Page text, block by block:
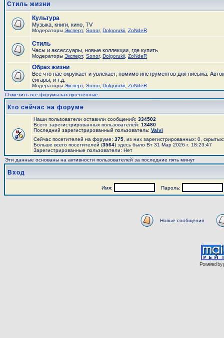
Стиль жизни
Культура
Музыка, книги, кино, TV
Модераторы Эксперт, Sonor, Dolgorukii ZoNdeR
Стиль
Часы и аксесcуары, новые коллекции, где купить
Модераторы Эксперт, Sonor, Dolgorukii ZoNdeR
Образ жизни
Все что нас окружает и увлекает, помимо инструментов для письма.
сигары, и т.д.
Модераторы Эксперт, Sonor, Dolgorukii ZoNdeR
Отметить все форумы как прочтённые
Кто сейчас на форуме
Наши пользователи оставили сообщений: 334502
Всего зарегистрированных пользователей: 13480
Последний зарегистрированный пользователь: Valvi
Сейчас посетителей на форуме: 375 , из них зарегистрированных: 0,
Больше всего посетителей (3564) здесь было Вт 31 Мар 2026 г. 18:23:47
Зарегистрированные пользователи: Нет
Эти данные основаны на активности пользователей за последние пять минут
Вход
Имя: Пароль:
Новые сообщения
Powered by